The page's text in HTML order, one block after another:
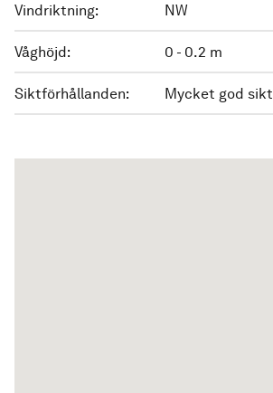
Vindriktning: NW
Våghöjd: 0 - 0.2 m
Siktförhållanden: Mycket god sikt